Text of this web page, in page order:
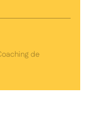
de